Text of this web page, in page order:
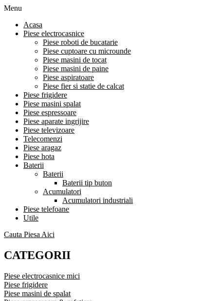
Menu
Acasa
Piese electrocasnice
Piese roboti de bucatarie
Piese cuptoare cu microunde
Piese masini de tocat
Piese masini de paine
Piese aspiratoare
Piese fier si statie de calcat
Piese frigidere
Piese masini spalat
Piese espressoare
Piese aparate ingrijire
Piese televizoare
Telecomenzi
Piese aragaz
Piese hota
Baterii
Baterii
Baterii tip buton
Acumulatori
Acumulatori industriali
Piese telefoane
Utile
Cauta Piesa Aici
CATEGORII
Piese electrocasnice mici
Piese frigidere
Piese masini de spalat